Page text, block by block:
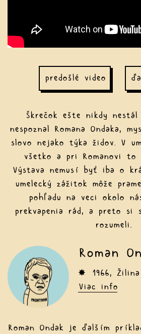
predošlé video
Škrečok ešte nikdy nestál
nespoznal Romana Ondaka,
slovo nejako týka židov. V
všetko a pri Romanovi to
Výstava nemusí byť iba o
umelecký zážitok môže
pohľadu na veci okolo
prekvapenia rád, a preto si s
rozumeli.
Roman
✸ 1966, Žilina
Viac info
Roman Ondak je ďalším